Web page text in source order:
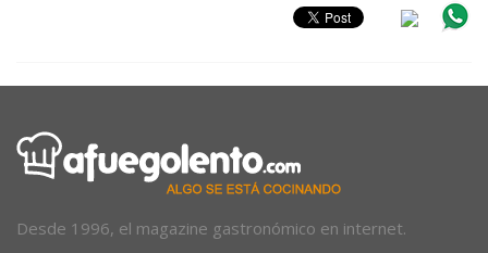
Desde 1996, el magazine gastronómico en internet.